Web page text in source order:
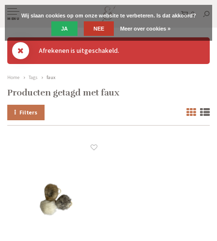
MENU
0
Afrekenen is uitgeschakeld.
Home Tags faux
Producten getagd met faux
Filters
Wij slaan cookies op om onze website te verbeteren. Is dat akkoord?
JA NEE Meer over cookies »